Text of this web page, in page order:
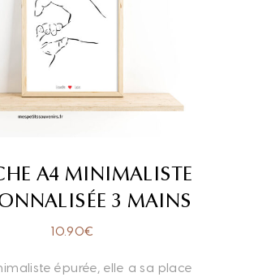
A4 MINIMALISTE
3 MAINS
10.90€
épurée, elle a sa place